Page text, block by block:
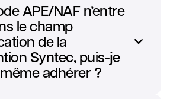
APE/NAF n’entre
le champ
de la
Syntec, puis-je
adhérer ?